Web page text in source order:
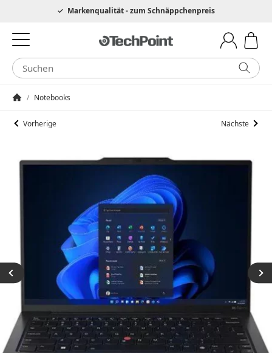
Hotline 0049 6205 3079975Markenqualität - zum Schnäppchenpreis
/ Notebooks
Vorherige Nächste